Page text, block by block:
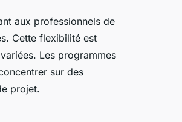
aux professionnels de
Cette flexibilité est
Les programmes
sur des
projet.